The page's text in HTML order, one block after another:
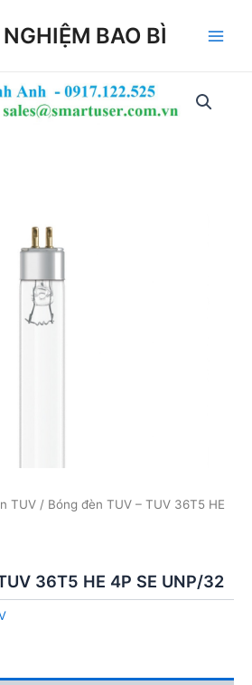
BAO BÌ
TUV / Bóng đèn TUV – TUV 36T5 HE
36T5 HE 4P SE UNP/32